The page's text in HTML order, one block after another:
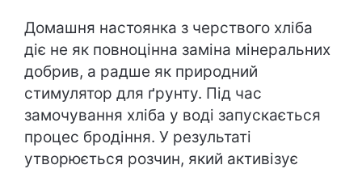
Домашня настоянка з черствого хліба
діє не як повноцінна заміна мінеральних
добрив, а радше як природний
стимулятор для ґрунту. Під час
замочування хліба у воді запускається
процес бродіння. У результаті
утворюється розчин, який активізує